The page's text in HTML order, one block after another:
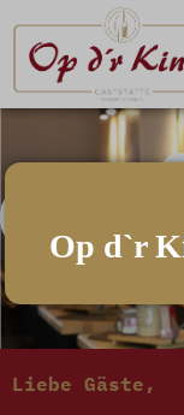
Liebe Gäste,
Op d`r